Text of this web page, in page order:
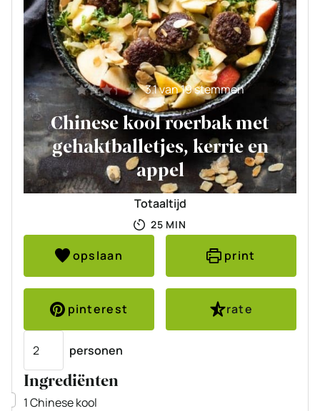
3.1van19stemmen
Chinese kool roerbak met
gehaktballetjes, kerrie en
appel
Totaaltijd
25MINUTEN
MIN
opslaan print
pinterest
rate
personen
Ingrediënten
▢
1Chinese kool